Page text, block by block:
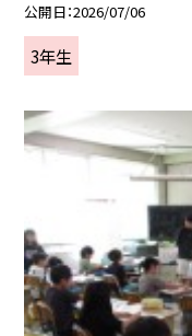
公開日 2026/07/06
3年生